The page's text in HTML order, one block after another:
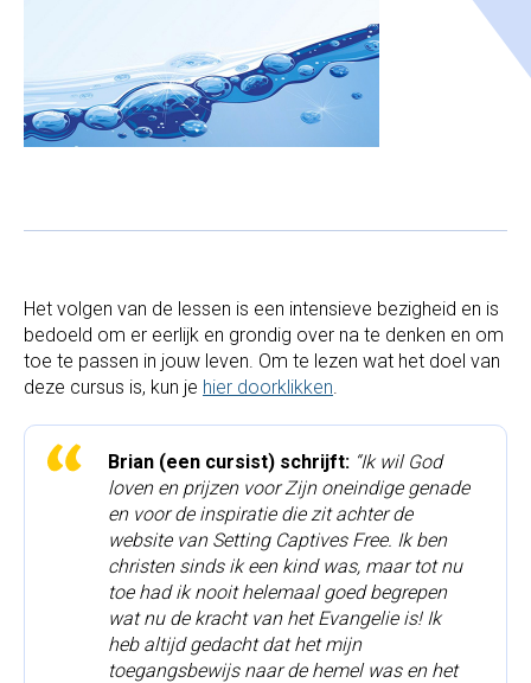
Het volgen van de lessen is een intensieve bezigheid en is
bedoeld om er eerlijk en grondig over na te denken en om
toe te passen in jouw leven. Om te lezen wat het doel van
deze cursus is, kun je hier doorklikken.
Brian (een cursist) schrijft: “Ik wil God
loven en prijzen voor Zijn oneindige genade
en voor de inspiratie die zit achter de
website van Setting Captives Free. Ik ben
christen sinds ik een kind was, maar tot nu
toe had ik nooit helemaal goed begrepen
wat nu de kracht van het Evangelie is! Ik
heb altijd gedacht dat het mijn
toegangsbewijs naar de hemel was en het